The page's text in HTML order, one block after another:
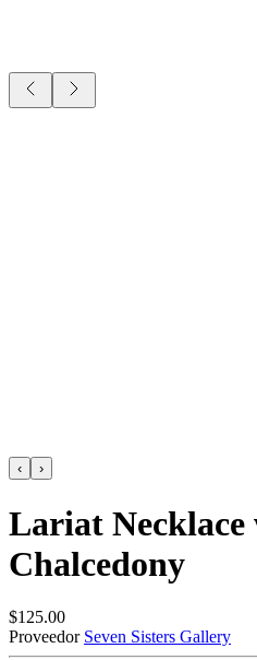
‹ ›
Lariat Necklace
Chalcedony
$125.00
Proveedor Seven Sisters Gallery